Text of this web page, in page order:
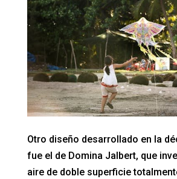
Otro diseño desarrollado en la
fue el de Domina Jalbert, que
aire de doble superficie